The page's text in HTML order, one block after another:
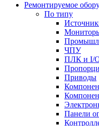
Ремонтируемое
По типу
ЧПУ
ПЛК и I/
Приводы
Панели